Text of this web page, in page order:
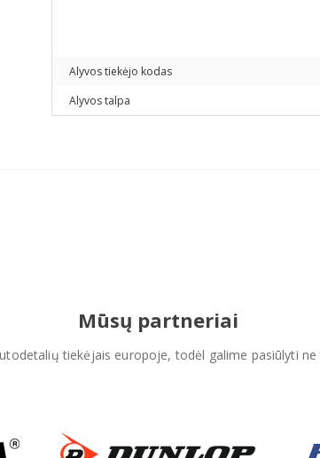
Alyvos tiekėjo kodas
Alyvos talpa
Mūsų partneriai
tiekėjais europoje, todėl galime pasiūlyti